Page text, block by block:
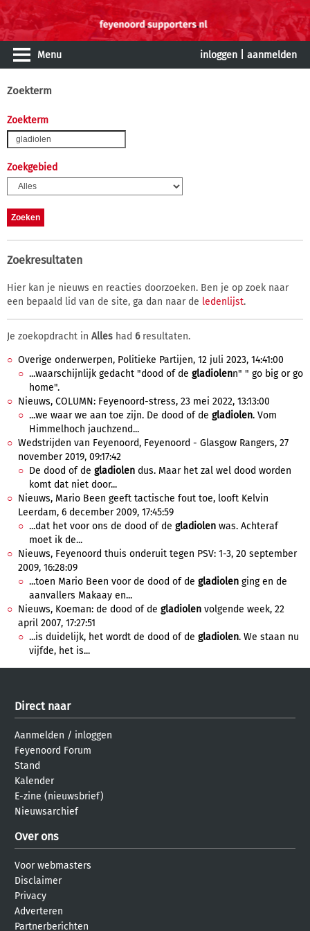
Menu inloggen aanmelden
Zoekterm
Zoekterm
Zoekgebied
Zoekresultaten
Hier kan je nieuws en reacties doorzoeken. Ben je op zoek naar
een bepaald lid van de site, ga dan naar de ledenlijst.
Je zoekopdracht in Alles had 6resultaten.
Overige onderwerpen, Politieke Partijen, 12 juli 2023, 14:41:00
...waarschijnlijk gedacht "dood of de gladiolenn" " go big or go
home".
Nieuws, COLUMN: Feyenoord-stress, 23 mei 2022, 13:13:00
...we waar we aan toe zijn. De dood of de gladiolen. Vom
Himmelhoch jauchzend...
Wedstrijden van Feyenoord, Feyenoord - Glasgow Rangers, 27
november 2019, 09:17:42
De dood of de gladiolen dus. Maar het zal wel dood worden
komt dat niet door...
Nieuws, Mario Been geeft tactische fout toe, looft Kelvin
Leerdam, 6 december 2009, 17:45:59
...dat het voor ons de dood of de gladiolen was. Achteraf
moet ik de...
Nieuws, Feyenoord thuis onderuit tegen PSV: 1-3, 20 september
2009, 16:28:09
...toen Mario Been voor de dood of de gladiolen ging en de
aanvallers Makaay en...
Nieuws, Koeman: de dood of de gladiolen volgende week, 22
april 2007, 17:27:51
...is duidelijk, het wordt de dood of de gladiolen. We staan nu
vijfde, het is...
Direct naar
Aanmelden / inloggen
Feyenoord Forum
Stand
Kalender
E-zine (nieuwsbrief)
Nieuwsarchief
Over ons
Voor webmasters
Disclaimer
Privacy
Adverteren
Partnerberichten